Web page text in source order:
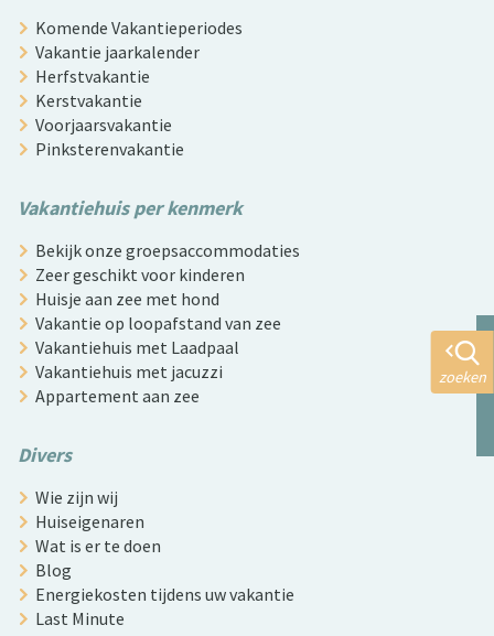
Komende Vakantieperiodes
Vakantie jaarkalender
Herfstvakantie
Kerstvakantie
Voorjaarsvakantie
Pinksterenvakantie
Vakantiehuis per kenmerk
Bekijk onze groepsaccommodaties
Zeer geschikt voor kinderen
Huisje aan zee met hond
Vakantie op loopafstand van zee
Vakantiehuis met Laadpaal
Vakantiehuis met jacuzzi
Appartement aan zee
Divers
Wie zijn wij
Huiseigenaren
Wat is er te doen
Blog
Energiekosten tijdens uw vakantie
Last Minute
zoeken